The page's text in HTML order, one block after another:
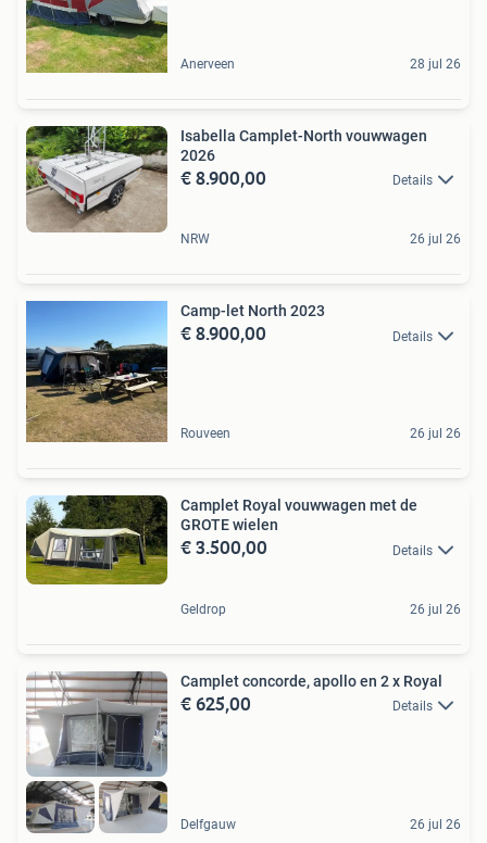
Anerveen 28 jul 26
Isabella Camplet-North vouwwagen
2026
€ 8.900,00 Details
NRW 26 jul 26
Camp-let North 2023
€ 8.900,00 Details
Rouveen 26 jul 26
Camplet Royal vouwwagen met de
GROTE wielen
€ 3.500,00 Details
Geldrop 26 jul 26
Camplet concorde, apollo en 2 x Royal
€ 625,00 Details
Delfgauw 26 jul 26